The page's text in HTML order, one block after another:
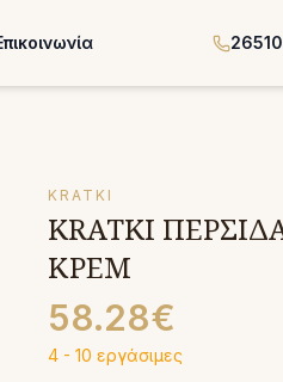
KRATKI
KRATKI
ΚΡΕΜ
58.28€
4 - 10 εργάσιμες